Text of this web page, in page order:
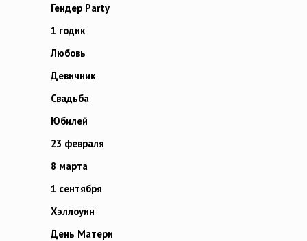
Гендер Party
1 годик
Любовь
Девичник
Свадьба
Юбилей
23 февраля
8 марта
1 сентября
Хэллоуин
День Матери